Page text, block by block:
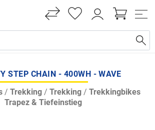
STEP CHAIN - 400WH - WAVE
/ Trekking/ Trekking/ Trekkingbikes
Trapez & Tiefeinstieg